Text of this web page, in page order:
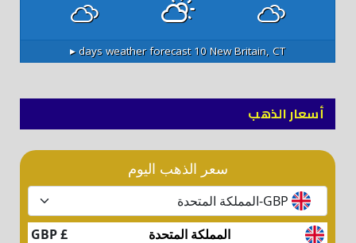
New Britain, CT
أسعار الذهب